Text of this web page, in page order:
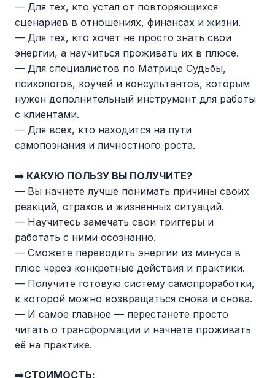
— Для тех, кто устал от повторяющихся
сценариев в отношениях, финансах и жизни.
— Для тех, кто хочет не просто знать свои
энергии, а научиться проживать их в плюсе.
— Для специалистов по Матрице Судьбы,
психологов, коучей и консультантов, которым
нужен дополнительный инструмент для работы
с клиентами.
— Для всех, кто находится на пути
самопознания и личностного роста.
➡️ КАКУЮ ПОЛЬЗУ ВЫ ПОЛУЧИТЕ?
— Вы начнете лучше понимать причины своих
реакций, страхов и жизненных ситуаций.
— Научитесь замечать свои триггеры и
работать с ними осознанно.
— Сможете переводить энергии из минуса в
плюс через конкретные действия и практики.
— Получите готовую систему самопроработки,
к которой можно возвращаться снова и снова.
— И самое главное — перестанете просто
читать о трансформации и начнете проживать
её на практике.
➡️СТОИМОСТЬ: